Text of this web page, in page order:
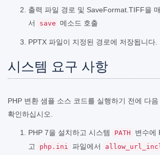
출력 파일 경로 및 SaveFormat.TIFF을
서
save 메소드 호출
PPTX 파일이 지정된 경로에 저장됩니다.
시스템 요구 사항
PHP 변환 샘플 소스 코드를 실행하기 전에 다
확인하십시오.
PHP 7을 설치하고 시스템 PATH
변수에
고
php.ini 파일에서